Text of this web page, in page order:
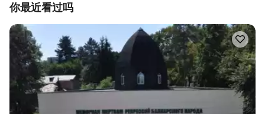
你最近看过吗